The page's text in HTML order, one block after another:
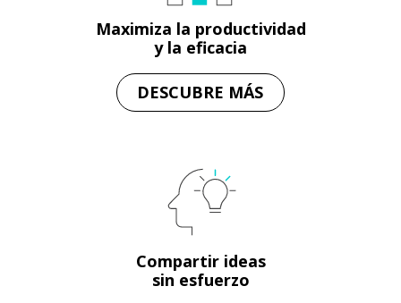
Maximiza la productividad
y la eficacia
DESCUBRE MÁS
Compartir ideas
sin esfuerzo